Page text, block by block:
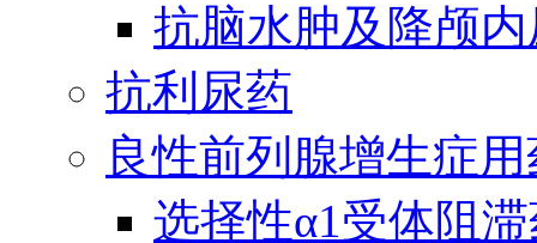
抗脑水肿及降颅
抗利尿药
良性前列腺增生症
选择性α1受体阻